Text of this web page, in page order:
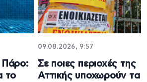
Πάρο:
το
09.08.2026, 9:57
Σε ποιες περιοχές της
Αττικής υποχωρούν τα